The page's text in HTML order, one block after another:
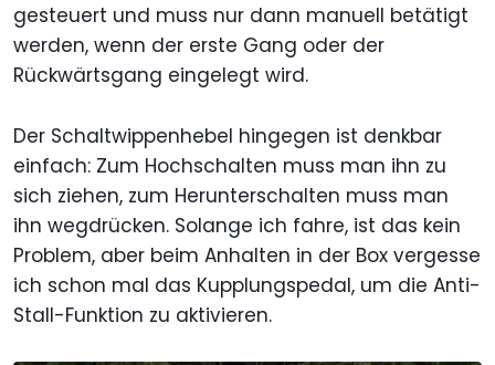
gesteuert und muss nur dann manuell betätigt
werden, wenn der erste Gang oder der
Rückwärtsgang eingelegt wird.
Der Schaltwippenhebel hingegen ist denkbar
einfach: Zum Hochschalten muss man ihn zu
sich ziehen, zum Herunterschalten muss man
ihn wegdrücken. Solange ich fahre, ist das kein
Problem, aber beim Anhalten in der Box vergesse
ich schon mal das Kupplungspedal, um die Anti-
Stall-Funktion zu aktivieren.